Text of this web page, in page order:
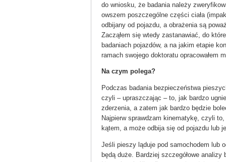
do wniosku, że badania należy
owszem poszczególne części ciała
odbijany od pojazdu, a obrażenia są
Zacząłem się wtedy zastanawiać, do
badaniach pojazdów, a na jakim etapie
ramach swojego doktoratu opracowałem
Na czym polega?
Podczas badania bezpieczeństwa
czyli – upraszczając – to, jak bardzo
zderzenia, a zatem jak bardzo będzie
Najpierw sprawdzam kinematykę, czyli
kątem, a może odbija się od pojazdu lub
Jeśli pieszy ląduje pod samochodem lub
będą duże. Bardziej szczegółowe